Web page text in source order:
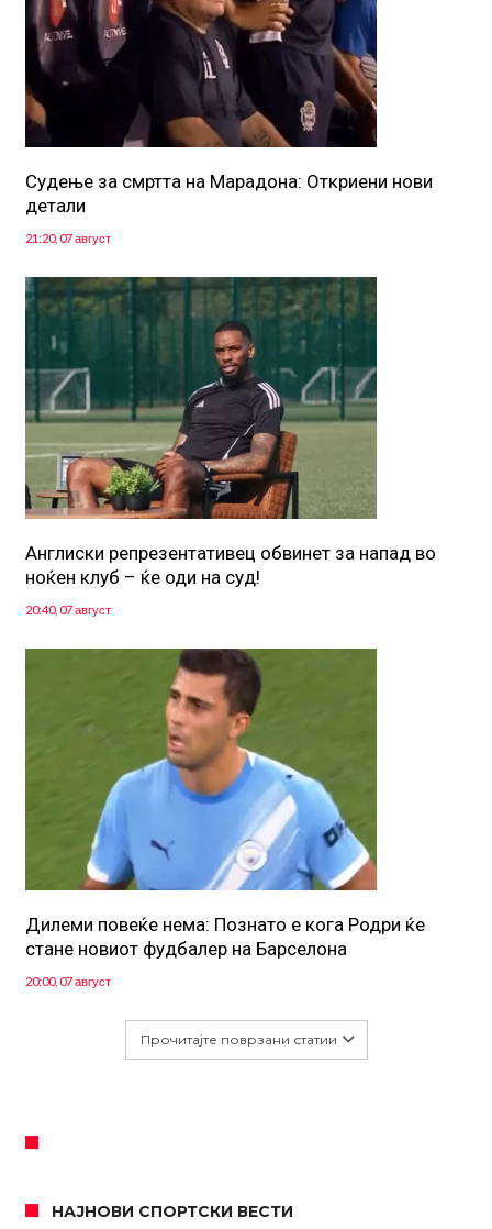
Судење за смртта на Марадона: Откриени нови
детали
21:20, 07 август
Англиски репрезентативец обвинет за напад во
ноќен клуб – ќе оди на суд!
20:40, 07 август
Дилеми повеќе нема: Познато е кога Родри ќе
стане новиот фудбалер на Барселона
20:00, 07 август
Прочитајте поврзани статии
НАЈНОВИ СПОРТСКИ ВЕСТИ